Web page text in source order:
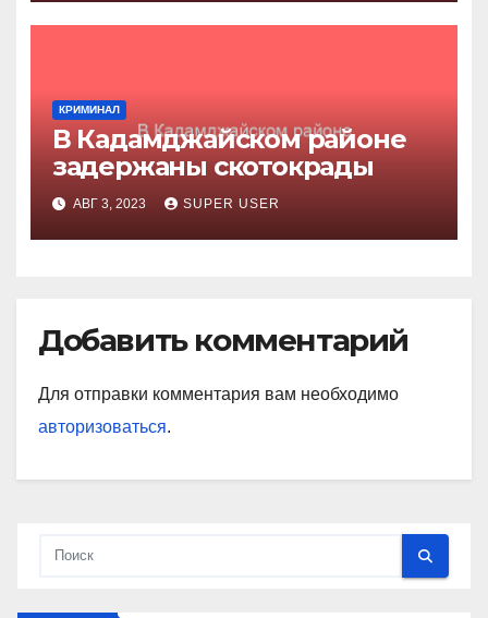
КРИМИНАЛ
В Кадамджайском районе
задержаны скотокрады
АВГ 3, 2023 SUPER USER
Добавить комментарий
Для отправки комментария вам необходимо
авторизоваться.